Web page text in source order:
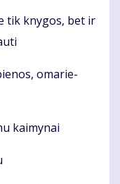
tik kny­gos, bet ir
oma­rie­
kai­my­nai